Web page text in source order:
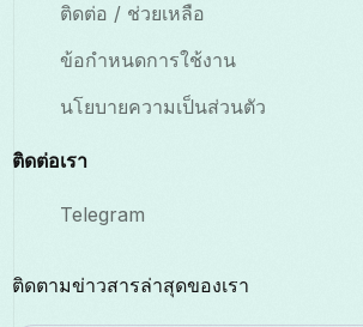
ติดต่อ / ช่วยเหลือ
ข้อกำหนดการใช้งาน
นโยบายความเป็นส่วนตัว
ติดต่อเรา
Telegram
ติดตามข่าวสารล่าสุดของเรา